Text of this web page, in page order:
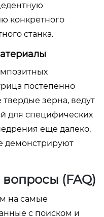
конкретного
станка.
постепенно
зерна, ведут
для специфических
еще далеко,
демонстрируют
(FAQ)
на самые
с поиском и